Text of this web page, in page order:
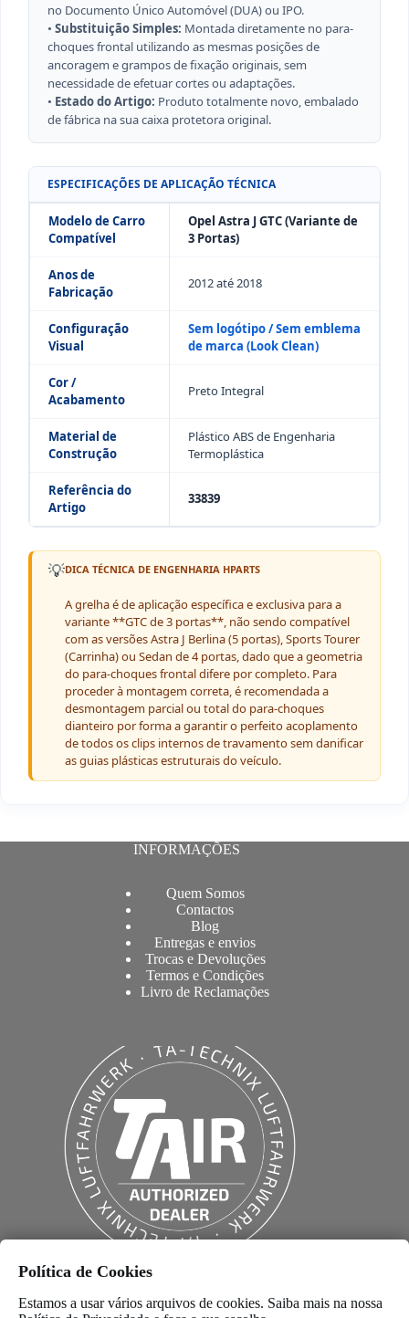
no Documento Único Automóvel (DUA) ou IPO.
• Substituição Simples: Montada diretamente no para-
choques frontal utilizando as mesmas posições de
ancoragem e grampos de fixação originais, sem
necessidade de efetuar cortes ou adaptações.
• Estado do Artigo: Produto totalmente novo, embalado
de fábrica na sua caixa protetora original.
ESPECIFICAÇÕES DE APLICAÇÃO TÉCNICA
Modelo de Carro
Compatível
Opel Astra J GTC (Variante de
3 Portas)
Anos de
Fabricação
2012 até 2018
Configuração
Visual
Sem logótipo / Sem emblema
de marca (Look Clean)
Cor /
Acabamento
Preto Integral
Material de
Construção
Plástico ABS de Engenharia
Termoplástica
Referência do
Artigo
33839
💡DICA TÉCNICA DE ENGENHARIA HPARTS
A grelha é de aplicação específica e exclusiva para a
variante **GTC de 3 portas**, não sendo compatível
com as versões Astra J Berlina (5 portas), Sports Tourer
(Carrinha) ou Sedan de 4 portas, dado que a geometria
do para-choques frontal difere por completo. Para
proceder à montagem correta, é recomendada a
desmontagem parcial ou total do para-choques
dianteiro por forma a garantir o perfeito acoplamento
de todos os clips internos de travamento sem danificar
as guias plásticas estruturais do veículo.
INFORMAÇÕES
Quem Somos
Contactos
Blog
Entregas e envios
Trocas e Devoluções
Termos e Condições
Livro de Reclamações
Política de Cookies
Estamos a usar vários arquivos de cookies. Saiba mais na nossa